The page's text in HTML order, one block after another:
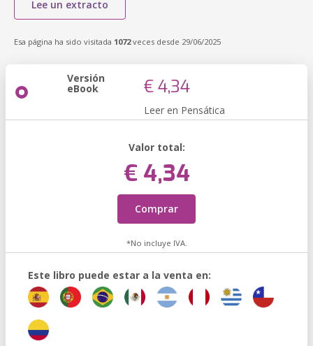
Lee un extracto
Esa página ha sido visitada 1072veces desde 29/06/2025
Versión
eBook € 4,34
Leer en Pensática
Valor total:
€ 4,34
Comprar
*No incluye IVA.
Este libro puede estar a la venta en: